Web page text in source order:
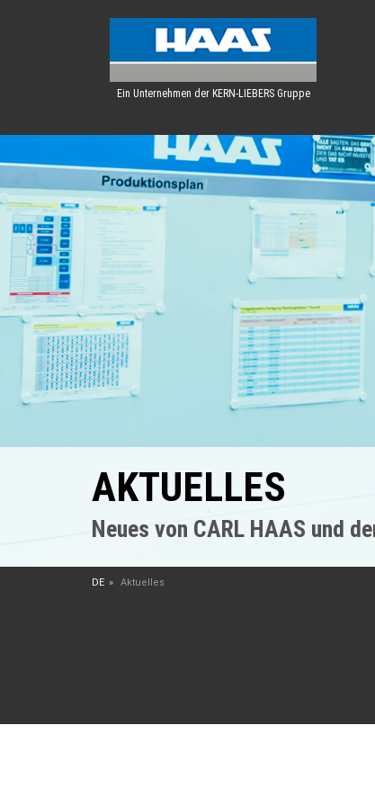
Ein Unternehmen der KERN-LIEBERS Gruppe
AKTUELLES
Neues von CARL HAAS und
DE Aktuelles